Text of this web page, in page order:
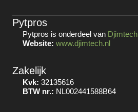
Pytpros
Pytpros is onderdeel van Djimtech
Website: www.djimtech.nl
Zakelijk
Kvk: 32135616
BTW nr.: NL002441588B64